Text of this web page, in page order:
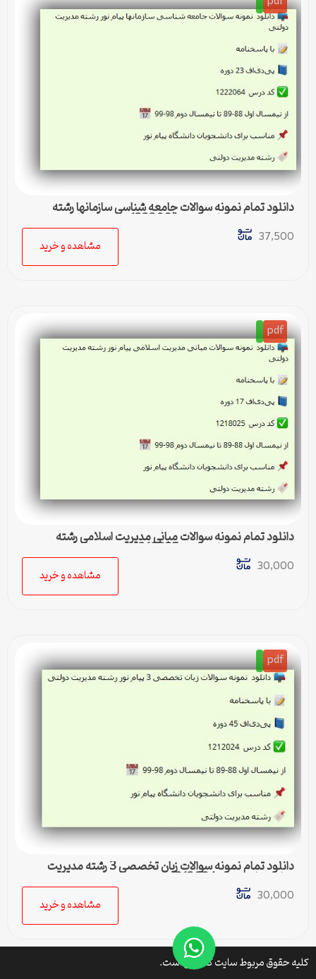
دانلود تمام نمونه سوالات جامعه شناسی سازمانها رشته
مدیریت دولتی پیام نور کد 1222064
37,500
مشاهده و خرید
pdf
دانلود تمام نمونه سوالات مبانی مدیریت اسلامی رشته
مدیریت دولتی پیام نور کد 1218025
30,000
مشاهده و خرید
pdf
دانلود تمام نمونه سوالات زبان تخصصی 3 رشته مدیریت
دولتی پیام نور کد 1212024
30,000
مشاهده و خرید
کلیه حقوق مربوط سایت کتافایل است.